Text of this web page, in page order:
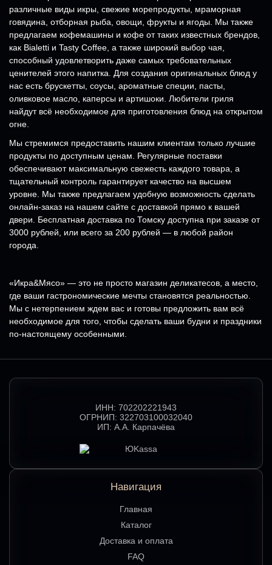
различные виды икры, свежие морепродукты, мраморная
говядина, отборная рыба, овощи, фрукты и ягоды. Мы также
предлагаем кофемашины и кофе от таких известных брендов,
как Bialetti и Tasty Coffee, а также широкий выбор чая,
способный удовлетворить даже самых требовательных
ценителей этого напитка. Для создания оригинальных блюд у
нас есть брускетты, соусы, ароматные специи, пасты,
оливковое масло, каперсы и артишоки. Любители гриля
найдут всё необходимое для приготовления блюд на открытом
огне.
Мы стремимся предоставить нашим клиентам только лучшие
продукты по доступным ценам. Регулярные поставки
обеспечивают максимальную свежесть каждого товара, а
тщательный контроль гарантирует качество на высшем
уровне. Мы также предлагаем удобную возможность сделать
онлайн-заказ на нашем сайте с доставкой прямо к вашей
двери. Бесплатная доставка по Томску доступна при заказе от
3000 рублей, или всего за 200 рублей — в любой район
города.
«Икра&Мясо» — это не просто магазин деликатесов, а место,
где ваши гастрономические мечты становятся реальностью.
Мы с нетерпением ждем вас и готовы предложить вам всё
необходимое для того, чтобы сделать ваши будни и праздники
по-настоящему особенными.
ИНН: 702202221943
ОГРНИП: 322703100032040
ИП: А.А. Карпачёва
Навигация
Главная
Каталог
Доставка и оплата
FAQ